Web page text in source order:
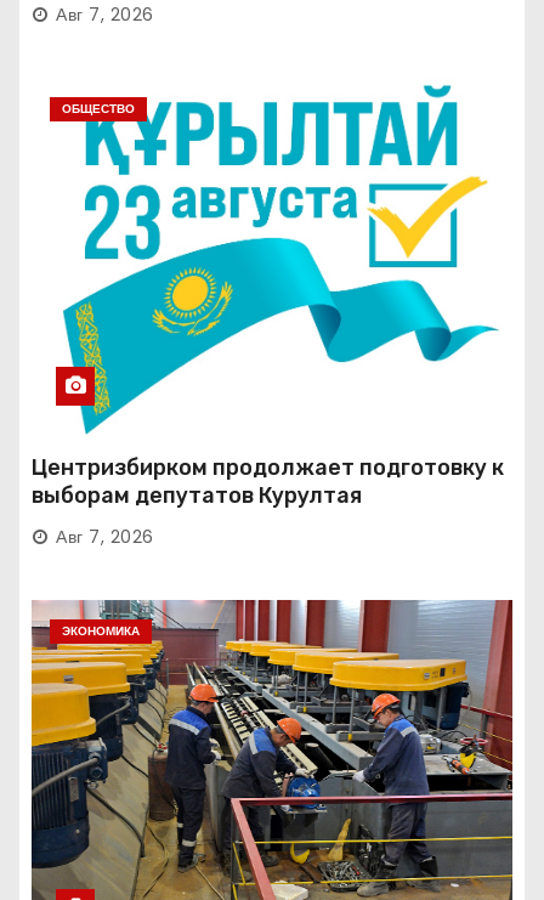
Авг 7, 2026
ОБЩЕСТВО
Центризбирком продолжает подготовку к
выборам депутатов Курултая
Авг 7, 2026
ЭКОНОМИКА